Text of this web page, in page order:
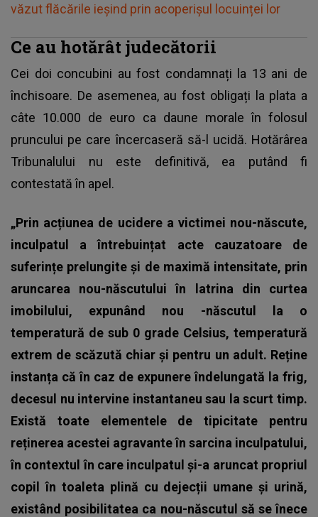
văzut flăcările ieșind prin acoperișul locuinței lor
Ce au hotărât judecătorii
Cei doi concubini au fost condamnați la 13 ani de
închisoare. De asemenea, au fost obligați la plata a
câte 10.000 de euro ca daune morale în folosul
pruncului pe care încercaseră să-l ucidă. Hotărârea
Tribunalului nu este definitivă, ea putând fi
contestată în apel.
„Prin acțiunea de ucidere a victimei nou-născute,
inculpatul a întrebuințat acte cauzatoare de
suferințe prelungite și de maximă intensitate, prin
aruncarea nou-născutului în latrina din curtea
imobilului, expunând nou -născutul la o
temperatură de sub 0 grade Celsius, temperatură
extrem de scăzută chiar și pentru un adult. Reține
instanța că în caz de expunere îndelungată la frig,
decesul nu intervine instantaneu sau la scurt timp.
Există toate elementele de tipicitate pentru
reținerea acestei agravante în sarcina inculpatului,
în contextul în care inculpatul și-a aruncat propriul
copil în toaleta plină cu dejecții umane și urină,
existând posibilitatea ca nou-născutul să se înece